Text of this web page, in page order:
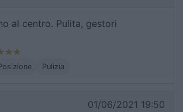
al centro. Pulita, gestori
Pulizia
01/06/2021 19:50